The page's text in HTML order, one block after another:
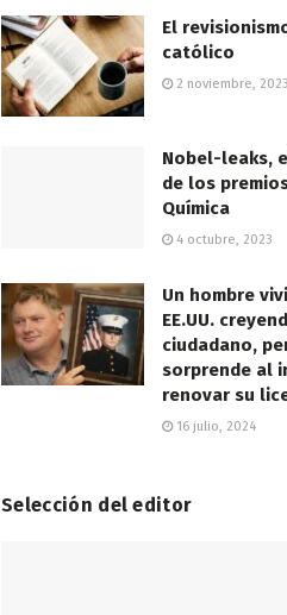
El
católico
2 noviembre, 2023
Nobel-leaks,
de los
Química
4 octubre, 2023
Un hombre
EE.UU.
ciudadano,
sorprende al
renovar su
16 julio, 2024
Selección del editor